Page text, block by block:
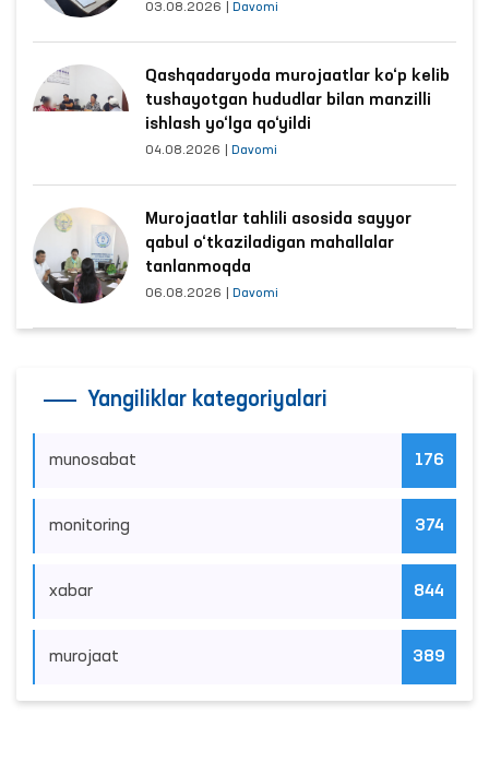
03.08.2026 Davomi
Qashqadaryoda murojaatlar ko‘p kelib
tushayotgan hududlar bilan manzilli
ishlash yo‘lga qo‘yildi
04.08.2026 Davomi
Murojaatlar tahlili asosida sayyor
qabul o‘tkaziladigan mahallalar
tanlanmoqda
06.08.2026 Davomi
Yangiliklar kategoriyalari
munosabat 176
monitoring 374
xabar 844
murojaat 389